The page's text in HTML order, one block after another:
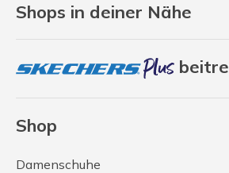
Shops in deiner Nähe
Shop
Damenschuhe